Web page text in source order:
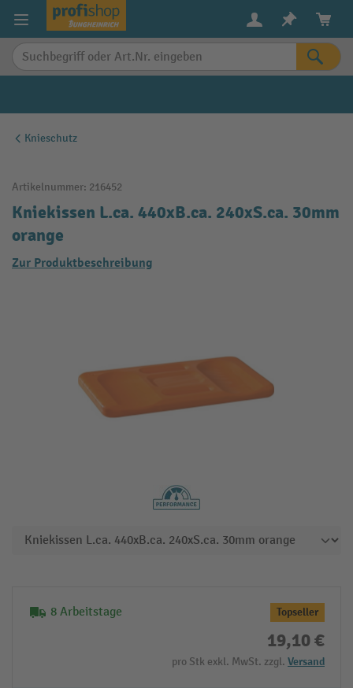
springen
Knieschutz
Artikelnummer: 216452
Kniekissen L.ca. 440xB.ca. 240xS.ca. 30mm
orange
Zur Produktbeschreibung
8 Arbeitstage Topseller
19,10 €
pro Stk exkl. MwSt. zzgl. Versand